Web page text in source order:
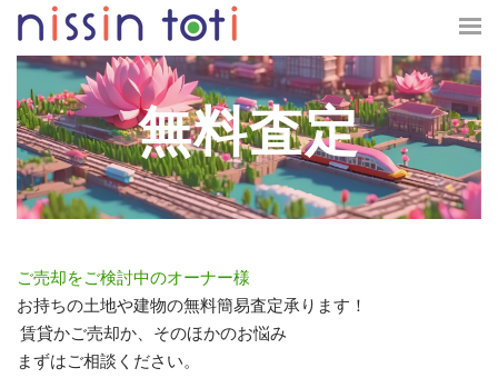
無料査定
ご売却をご検討中のオーナー様
お持ちの土地や建物の無料簡易査定承ります！
賃貸かご売却か、そのほかのお悩み
​まずはご相談ください。